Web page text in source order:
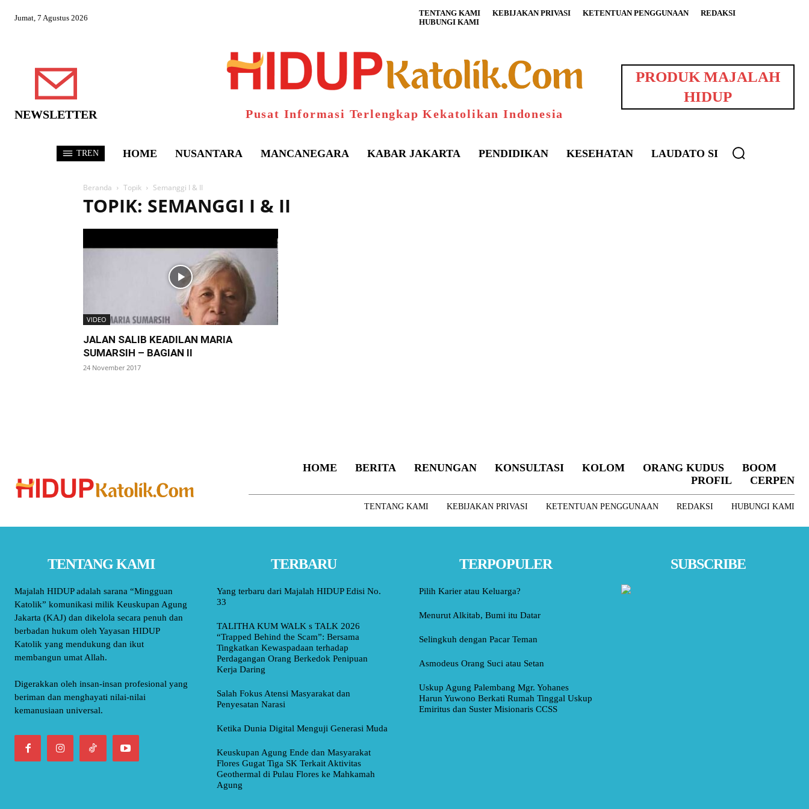
Jumat, 7 Agustus 2026 TENTANG KAMI KEBIJAKAN PRIVASI KETENTUAN PENGGUNAAN
REDAKSI
HUBUNGI KAMI
NEWSLETTER Pusat Informasi Terlengkap Kekatolikan Indonesia
PRODUK MAJALAH
HIDUP
TREN HOME NUSANTARA MANCANEGARA KABAR JAKARTA PENDIDIKAN KESEHATAN LAUDATO SI
Beranda Topik Semanggi I & II
TOPIK: SEMANGGI I & II
VIDEO
JALAN SALIB KEADILAN MARIA
SUMARSIH – BAGIAN II
24 November 2017
HOME BERITA RENUNGAN KONSULTASI KOLOM ORANG KUDUS
BOOM
PROFIL
CERPEN
TENTANG KAMI KEBIJAKAN PRIVASI KETENTUAN PENGGUNAAN REDAKSI HUBUNGI KAMI
TENTANG KAMI
Majalah HIDUP adalah sarana “Mingguan
Katolik” komunikasi milik Keuskupan Agung
Jakarta (KAJ) dan dikelola secara penuh dan
berbadan hukum oleh Yayasan HIDUP
Katolik yang mendukung dan ikut
membangun umat Allah.
Digerakkan oleh insan-insan profesional yang
beriman dan menghayati nilai-nilai
kemanusiaan universal.
TERBARU
Yang terbaru dari Majalah HIDUP Edisi No.
33
TALITHA KUM WALK s TALK 2026
“Trapped Behind the Scam”: Bersama
Tingkatkan Kewaspadaan terhadap
Perdagangan Orang Berkedok Penipuan
Kerja Daring
Salah Fokus Atensi Masyarakat dan
Penyesatan Narasi
Ketika Dunia Digital Menguji Generasi Muda
Keuskupan Agung Ende dan Masyarakat
Flores Gugat Tiga SK Terkait Aktivitas
Geothermal di Pulau Flores ke Mahkamah
Agung
TERPOPULER
Pilih Karier atau Keluarga?
Menurut Alkitab, Bumi itu Datar
Selingkuh dengan Pacar Teman
Asmodeus Orang Suci atau Setan
Uskup Agung Palembang Mgr. Yohanes
Harun Yuwono Berkati Rumah Tinggal Uskup
Emiritus dan Suster Misionaris CCSS
SUBSCRIBE